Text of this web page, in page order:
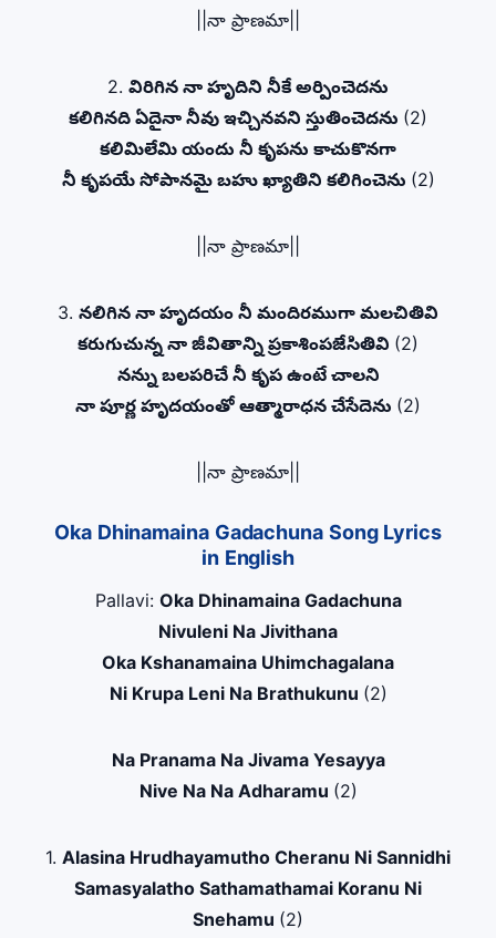
||నా ప్రాణమా||
2. విరిగిన నా హృదిని నీకే అర్పించెదను
కలిగినది ఏదైనా నీవు ఇచ్చినవని స్తుతించెదను (2)
కలిమిలేమి యందు నీ కృపను కాచుకొనగా
నీ కృపయే సోపానమై బహు ఖ్యాతిని కలిగించెను (2)
||నా ప్రాణమా||
3. నలిగిన నా హృదయం నీ మందిరముగా మలచితివి
కరుగుచున్న నా జీవితాన్ని ప్రకాశింపజేసితివి (2)
నన్ను బలపరిచే నీ కృప ఉంటే చాలని
నా పూర్ణ హృదయంతో ఆత్మారాధన చేసేదెను (2)
||నా ప్రాణమా||
Oka Dhinamaina Gadachuna Song Lyrics
in English
Pallavi: Oka Dhinamaina Gadachuna
Nivuleni Na Jivithana
Oka Kshanamaina Uhimchagalana
Ni Krupa Leni Na Brathukunu (2)
Na Pranama Na Jivama Yesayya
Nive Na Na Adharamu (2)
1. Alasina Hrudhayamutho Cheranu Ni Sannidhi
Samasyalatho Sathamathamai Koranu Ni
Snehamu (2)